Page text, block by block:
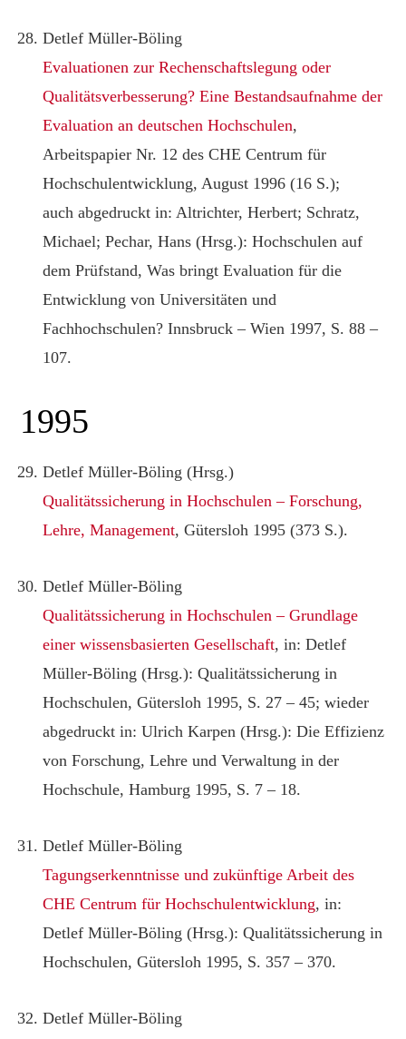
Detlef Müller-Böling
Evaluationen zur Rechenschaftslegung oder
Qualitätsverbesserung? Eine Bestandsaufnahme der
Evaluation an deutschen Hochschulen,
Arbeitspapier Nr. 12 des CHE Centrum für
Hochschulentwicklung, August 1996 (16 S.);
auch abgedruckt in: Altrichter, Herbert; Schratz,
Michael; Pechar, Hans (Hrsg.): Hochschulen auf
dem Prüfstand, Was bringt Evaluation für die
Entwicklung von Universitäten und
Fachhochschulen? Innsbruck – Wien 1997, S. 88 –
107.
1995
Detlef Müller-Böling (Hrsg.)
Qualitätssicherung in Hochschulen – Forschung,
Lehre, Management, Gütersloh 1995 (373 S.).
Detlef Müller-Böling
Qualitätssicherung in Hochschulen – Grundlage
einer wissensbasierten Gesellschaft, in: Detlef
Müller-Böling (Hrsg.): Qualitätssicherung in
Hochschulen, Gütersloh 1995, S. 27 – 45; wieder
abgedruckt in: Ulrich Karpen (Hrsg.): Die Effizienz
von Forschung, Lehre und Verwaltung in der
Hochschule, Hamburg 1995, S. 7 – 18.
Detlef Müller-Böling
Tagungserkenntnisse und zukünftige Arbeit des
CHE Centrum für Hochschulentwicklung, in:
Detlef Müller-Böling (Hrsg.): Qualitätssicherung in
Hochschulen, Gütersloh 1995, S. 357 – 370.
Detlef Müller-Böling